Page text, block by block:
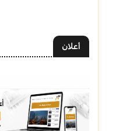
أعلان